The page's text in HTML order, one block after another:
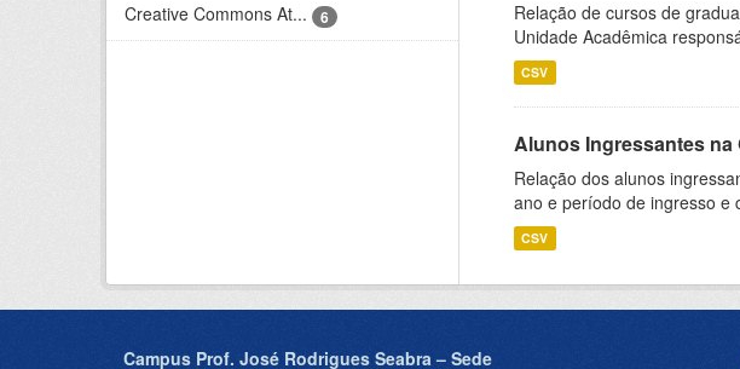
Creative Commons At...
6
Relação de cursos de
Unidade Acadêmica
CSV
Alunos Ingressantes na
Relação dos alunos
ano e período de ingresso e
CSV
Campus Prof. José Rodrigues Seabra – Sede